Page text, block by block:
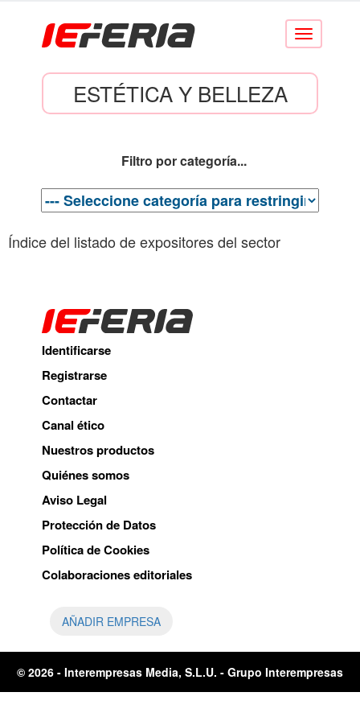
Conmutar
navegación
ESTÉTICA Y BELLEZA
Filtro por categoría...
Índice del listado de expositores del sector
Identificarse
Registrarse
Contactar
Canal ético
Nuestros productos
Quiénes somos
Aviso Legal
Protección de Datos
Política de Cookies
Colaboraciones editoriales
AÑADIR EMPRESA
© 2026 - Interempresas Media, S.L.U. - Grupo Interempresas